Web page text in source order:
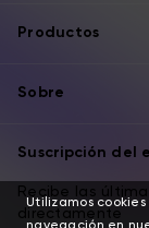
Productos
Sobre
Suscripción del
Recibe las
directamente
Utilizamos